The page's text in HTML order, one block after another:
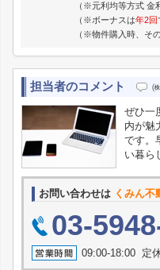
（※元利均等方式 金
（※ボーナスは年2回
（※物件購入時、そ
担当者のコメント
ぜひ一
内が魅
です。
い暮ら
お問い合わせは くみん
03-
09:00-18:00 定